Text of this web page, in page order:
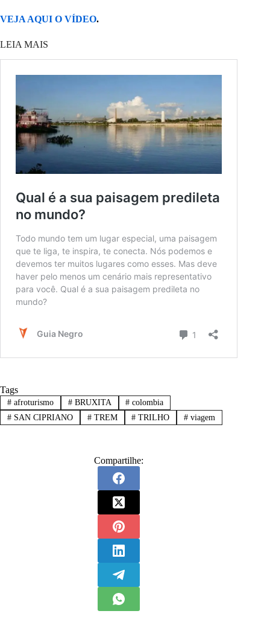
VEJA AQUI O VÍDEO.
LEIA MAIS
Tags
#afroturismo #BRUXITA # colombia
#SAN CIPRIANO #TREM # TRILHO # viagem
Compartilhe: